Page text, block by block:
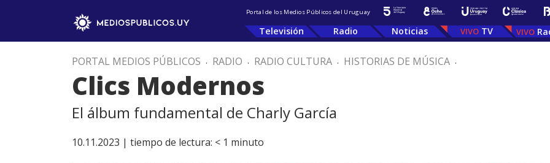
Portal de los Medios Públicos del Uruguay
Televisión Radio Noticias TV
PORTAL MEDIOS PÚBLICOS . RADIO . RADIO CULTURA . HISTORIAS DE MÚSICA .
Clics Modernos
El álbum fundamental de Charly García
10.11.2023 | tiempo de lectura: < 1 minuto